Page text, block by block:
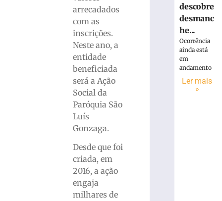
arrecadados
com as
inscrições.
Neste ano, a
entidade
beneficiada
será a Ação
Social da
Paróquia São
Luís
Gonzaga.
Desde que foi
criada, em
2016, a ação
engaja
milhares de
descobre
desmanc
he...
Ocorrência
ainda está
em
andamento
Ler mais
»